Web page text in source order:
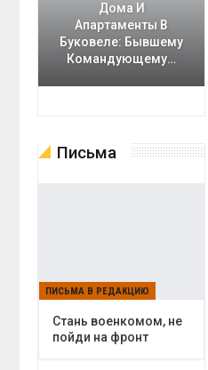
Дома И
Апартаменты В
Буковеле: Бывшему
Командующему…
Письма
ПИСЬМА В РЕДАКЦИЮ
Cтань военкомом, не
пойди на фронт